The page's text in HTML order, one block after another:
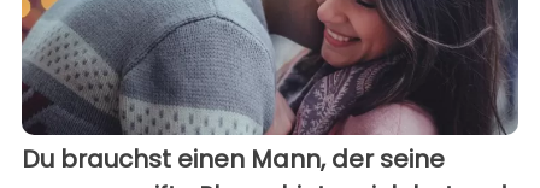
Du brauchst einen Mann, der seine